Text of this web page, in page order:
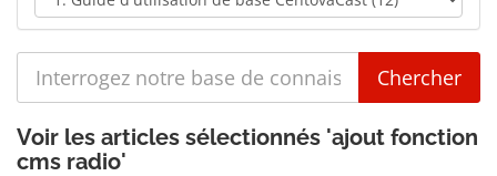
Voir les articles sélectionnés 'ajout fonction
cms radio'